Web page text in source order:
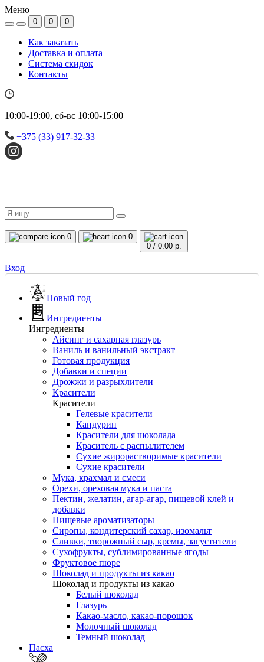
Меню
0 0 0
Как заказать
Доставка и оплата
Система скидок
Контакты
10:00-19:00, сб-вс 10:00-15:00
+375 (33) 917-32-33
0
0
0/ 0.00 р.
Вход
Новый год
Ингредиенты
Ингредиенты
Айсинг и сахарная глазурь
Ваниль и ванильный экстракт
Готовая продукция
Добавки и специи
Дрожжи и разрыхлители
Красители
Красители
Гелевые красители
Кандурин
Красители для шоколада
Краситель с распылителем
Сухие жирорастворимые красители
Сухие красители
Мука, крахмал и смеси
Орехи, ореховая мука и паста
Пектин, желатин, агар-агар, пищевой клей и
добавки
Пищевые ароматизаторы
Сиропы, кондитерский сахар, изомальт
Сливки, творожный сыр, кремы, загустители
Сухофрукты, сублимированные ягоды
Фруктовое пюре
Шоколад и продукты из какао
Шоколад и продукты из какао
Белый шоколад
Глазурь
Какао-масло, какао-порошок
Молочный шоколад
Темный шоколад
Пасха